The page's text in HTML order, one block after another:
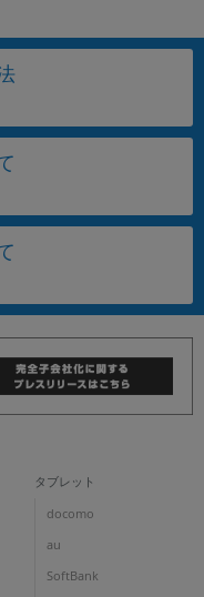
タブレット
docomo
au
SoftBank